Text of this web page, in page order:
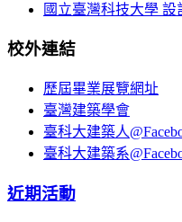
國立臺灣科技大學 設
校外連結
歷屆畢業展覽網址
臺灣建築學會
臺科大建築人
臺科大建築系
近期活動